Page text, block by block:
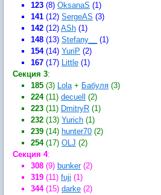
123 (8) OksanaS (1)
141 (12) SergeAS (3)
142 (12) ASh (1)
148 (13) Stefany__
(1)
154(14) YuriP (2)
167 (17) Little (1)
Секция 3:
185 (3) Lola+ Бабуля (3)
224(11) decuell
(2)
223 (11) DmitryR (1)
232 (13) Yurich (1)
239 (14) hunter70 (2)
254(17) OLJ (2)
Секция 4:
308 (9) bunker(2)
319 (11) fuji (1)
344(15) darke (2)